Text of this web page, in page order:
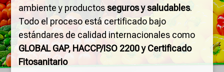
ambiente y productos seguros y saludables.
Todo el proceso está certificado bajo
estándares de calidad internacionales como
GLOBAL GAP, HACCP/ISO 2200 y Certificado
Fitosanitario